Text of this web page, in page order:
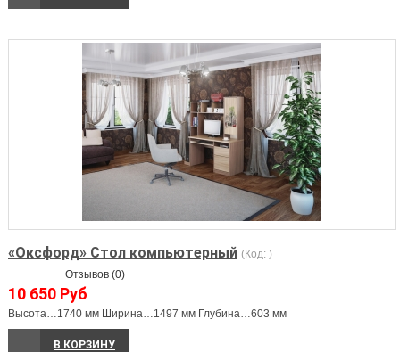
«Оксфорд» Стол компьютерный (Код: )
Отзывов (0)
10 650 Руб
Высота…1740 мм Ширина…1497 мм Глубина…603 мм
В КОРЗИНУ